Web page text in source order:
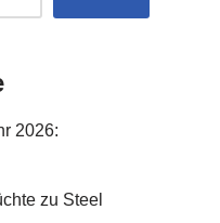
2026:
zu Steel